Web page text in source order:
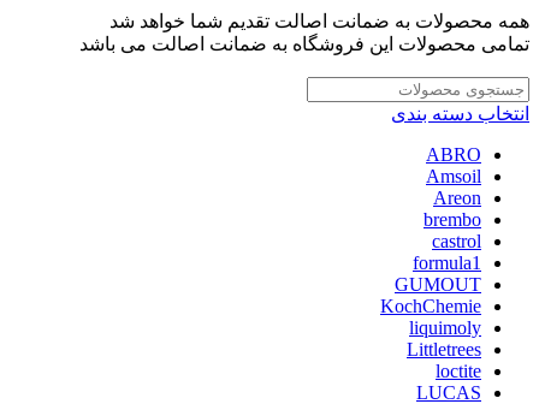
همه محصولات به ضمانت اصالت تقدیم شما خواهد شد
تمامی محصولات این فروشگاه به ضمانت اصالت می باشد
انتخاب دسته بندی
ABRO
Amsoil
Areon
brembo
castrol
formula1
GUMOUT
KochChemie
liquimoly
Littletrees
loctite
LUCAS